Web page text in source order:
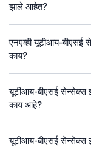
झाले आहेत?
एनएव्ही यूटीआय-
काय?
यूटीआय-बीएसई सेन्सेक्स
काय आहे?
यूटीआय-बीएसई सेन्सेक्स